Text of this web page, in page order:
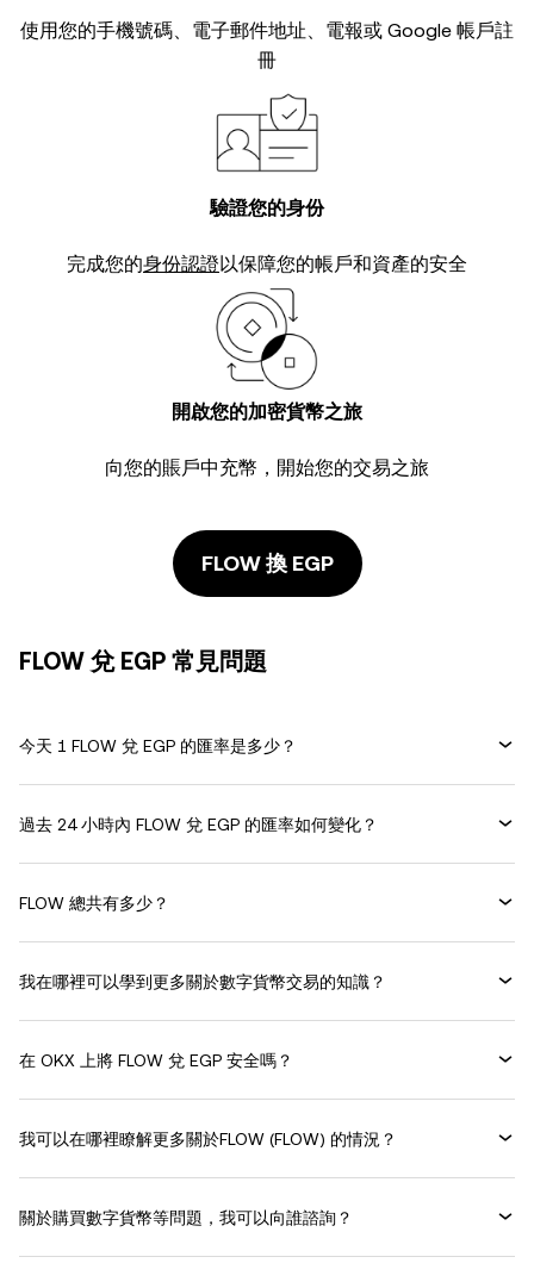
使用您的手機號碼、電子郵件地址、電報或 Google 帳戶註
冊
驗證您的身份
完成您的身份認證以保障您的帳戶和資產的安全
開啟您的加密貨幣之旅
向您的賬戶中充幣，開始您的交易之旅
FLOW 換 EGP
FLOW 兌 EGP 常見問題
今天 1 FLOW 兌 EGP 的匯率是多少？
過去 24 小時內 FLOW 兌 EGP 的匯率如何變化？
FLOW 總共有多少？
我在哪裡可以學到更多關於數字貨幣交易的知識？
在 OKX 上將 FLOW 兌 EGP 安全嗎？
我可以在哪裡瞭解更多關於FLOW (FLOW) 的情況？
關於購買數字貨幣等問題，我可以向誰諮詢？